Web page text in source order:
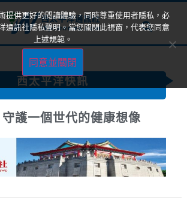
西太平洋快訊
護一個世代的健康想像
提供更好的閱讀體驗，同時尊重使用者隱私，必
通訊社隱私聲明。當您關閉此視窗，代表您同意
上述規範。
同意並關閉